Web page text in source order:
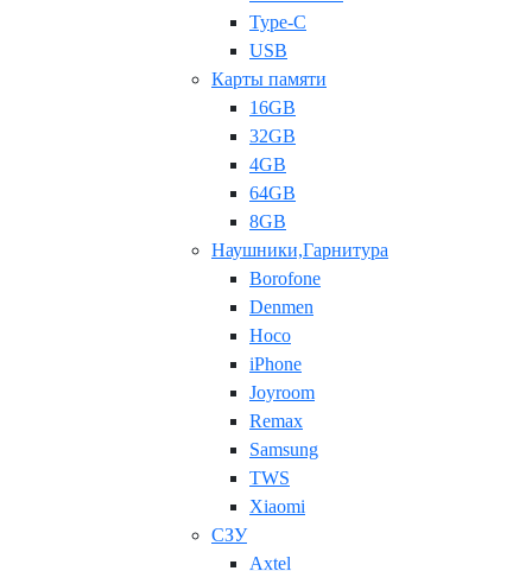
Type-C
USB
Карты памяти
16GB
32GB
4GB
64GB
8GB
Наушники,Гарнитура
Borofone
Denmen
Hoco
iPhone
Joyroom
Remax
Samsung
TWS
Xiaomi
СЗУ
Axtel